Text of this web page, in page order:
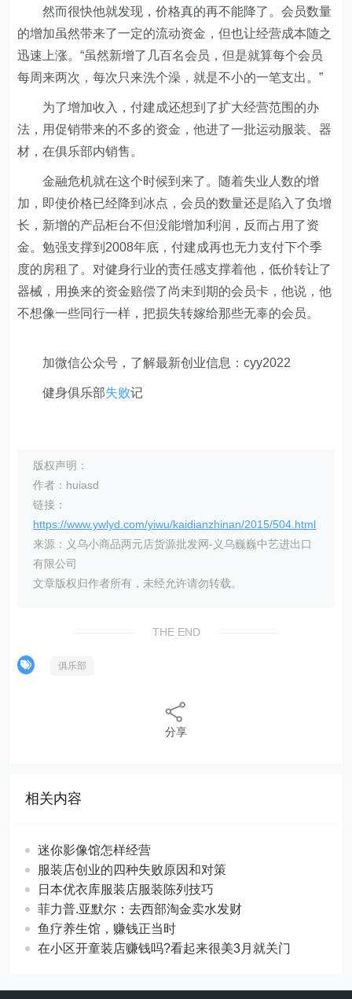
然而很快他就发现，价格真的再不能降了。会员数量
的增加虽然带来了一定的流动资金，但也让经营成本随之
迅速上涨。“虽然新增了几百名会员，但是就算每个会员
每周来两次，每次只来洗个澡，就是不小的一笔支出。”
为了增加收入，付建成还想到了扩大经营范围的办
法，用促销带来的不多的资金，他进了一批运动服装、器
材，在俱乐部内销售。
金融危机就在这个时候到来了。随着失业人数的增
加，即使价格已经降到冰点，会员的数量还是陷入了负增
长，新增的产品柜台不但没能增加利润，反而占用了资
金。勉强支撑到2008年底，付建成再也无力支付下个季
度的房租了。对健身行业的责任感支撑着他，低价转让了
器械，用换来的资金赔偿了尚未到期的会员卡，他说，他
不想像一些同行一样，把损失转嫁给那些无辜的会员。
加微信公众号，了解最新创业信息：cyy2022
健身俱乐部失败记
版权声明：
作者：huiasd
链接：
https://www.ywlyd.com/yiwu/kaidianzhinan/2015/504.html
来源：义乌小商品两元店货源批发网-义乌巍巍中艺进出口
有限公司
文章版权归作者所有，未经允许请勿转载。
THE END
俱乐部
分享
相关内容
迷你影像馆怎样经营
服装店创业的四种失败原因和对策
日本优衣库服装店服装陈列技巧
菲力普.亚默尔：去西部淘金卖水发财
鱼疗养生馆，赚钱正当时
在小区开童装店赚钱吗?看起来很美3月就关门